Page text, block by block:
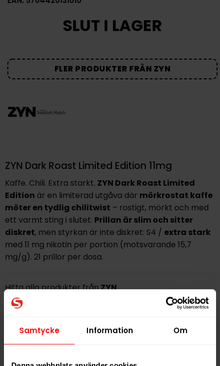
Samtycke Information Om
SLUT I LAGER
FLER PRODUKTER FRÅN ZYN
ZYN Dark Roast Limited Edition 11mg
Kaffe. Chili. Extra starkt. ZYN Dark Roast Limited
Edition är en limiterad utgåva där mörkrostat kaffe
möter en tydlig chilitwist – rostigt, mörkt och med
ett varmt sting i slutet. Prillan är slim och sitter
diskret, men styrkan är inte diskret: S4 / extra stark
med 11 mg nikotin per portion (motsvarande 15,7
mg/g). 21 prillor per dosa.
Hitta alla produkter frånZYN
Alla produkter med smaken